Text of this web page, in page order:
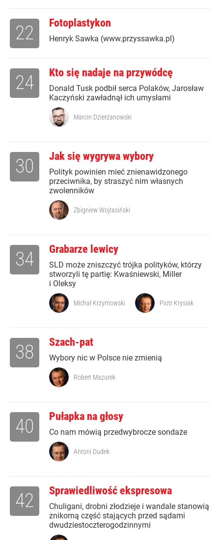
Fotoplastykon
Henryk Sawka (www.przyssawka.pl)
22
Kto się nadaje na przywódcę
Donald Tusk podbił serca Polaków, Jarosław
Kaczyński zawładnął ich umysłami
24
Marcin Dzierżanowski
Jak się wygrywa wybory
Polityk powinien mieć znienawidzonego
przeciwnika, by straszyć nim własnych
zwolenników
30
Zbigniew Wojtasiński
Grabarze lewicy
SLD może zniszczyć trójka polityków, którzy
stworzyli tę partię: Kwaśniewski, Miller
i Oleksy
34
Michał Krzymowski Piotr Krysiak
Szach-pat
Wybory nic w Polsce nie zmienią
38
Robert Mazurek
Pułapka na głosy
Co nam mówią przedwybrocze sondaże
40
Antoni Dudek
Sprawiedliwość ekspresowa
Chuligani, drobni złodzieje i wandale stanowią
znikomą część stających przed sądami
dwudziestoczterogodzinnymi
42